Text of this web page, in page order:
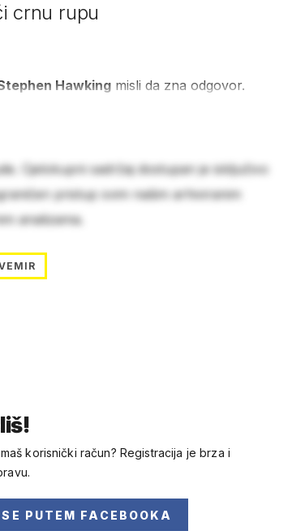
crnu rupu
Hawkingmisli da zna odgovor.
Cjelokupni sadržaj dostupan je isključivo
pristup svim našim arhiviranim
analizama.
korisnički račun? Registracija je brza i
PUTEM FACEBOOKA